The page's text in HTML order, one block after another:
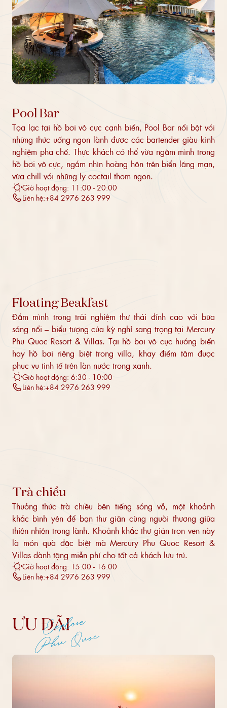
Pool Bar
Tọa lạc tại hồ bơi vô cực cạnh biển, Pool Bar nổi bật với
những thức uống ngon lành được các bartender giàu kinh
nghiệm pha chế. Thực khách có thể vừa ngâm mình trong
hồ bơi vô cực, ngắm nhìn hoàng hôn trên biển lãng mạn,
vừa chill với những ly coctail thơm ngon.
Giờ hoạt động: 11:00 - 20:00
Liên hệ:+84 2976 263 999
Floating Beakfast
Đắm mình trong trải nghiệm thư thái đỉnh cao với bữa
sáng nổi – biểu tượng của kỳ nghỉ sang trọng tại Mercury
Phu Quoc Resort & Villas. Tại hồ bơi vô cực hướng biển
hay hồ bơi riêng biệt trong villa, khay điểm tâm được
phục vụ tinh tế trên làn nước trong xanh.
Giờ hoạt động: 6:30 - 10:00
Liên hệ:+84 2976 263 999
Trà chiều
Thưởng thức trà chiều bên tiếng sóng vỗ, một khoảnh
khắc bình yên để bạn thư giãn cùng người thương giữa
thiên nhiên trong lành. Khoảnh khắc thư giãn trọn vẹn này
là món quà đặc biệt mà Mercury Phu Quoc Resort &
Villas dành tặng miễn phí cho tất cả khách lưu trú.
Giờ hoạt động: 15:00 - 16:00
Liên hệ:+84 2976 263 999
ƯU ĐÃI
Explore
Phu Quoc